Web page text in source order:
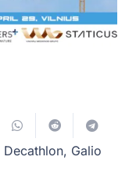
Decathlon, Galio